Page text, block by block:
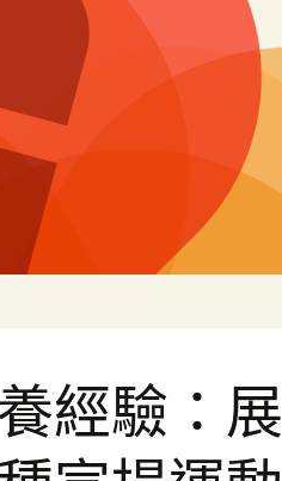
經驗：展